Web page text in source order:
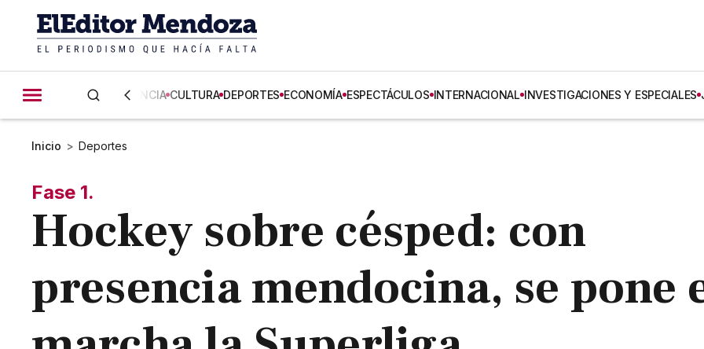
CIENCIA CULTURA DEPORTES ECONOMÍA ESPECTÁCULOS INTERNACIONAL INVESTIGACIONES Y ESPECIALES
Inicio > Deportes
Fase 1.
Hockey sobre césped: con
presencia mendocina, se pone